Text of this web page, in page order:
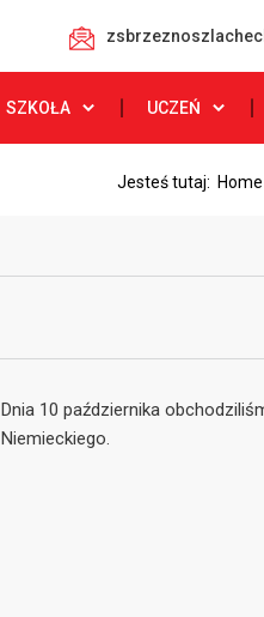
SZKOŁA UCZEŃ
Jesteś tutaj: Home
Dnia 10 października
Niemieckiego.